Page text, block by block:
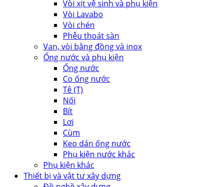
Vòi xịt vệ sinh và phụ kiện
Vòi Lavabo
Vòi chén
Phễu thoát sàn
Van, vòi bằng đồng và inox
Ống nước và phụ kiện
Ống nước
Co ống nước
Tê (T)
Nối
Bít
Lơi
Cùm
Keo dán ống nước
Phụ kiện nước khác
Phụ kiện khác
Thiết bị và vật tư xây dựng